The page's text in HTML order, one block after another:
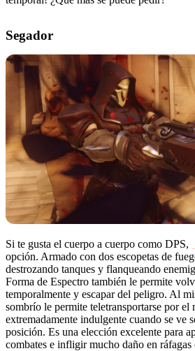
Segador
Si te gusta el cuerpo a cuerpo como DPS,
opción. Armado con dos escopetas de
destrozando tanques y flanqueando
Forma de Espectro también le permite
temporalmente y escapar del peligro. Al
sombrío le permite teletransportarse por el
extremadamente indulgente cuando se ve
posición. Es una elección excelente para
combates e infligir mucho daño en ráfagas